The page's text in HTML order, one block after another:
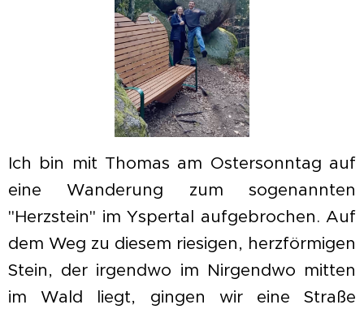
Ich bin mit Thomas am Ostersonntag auf
eine Wanderung zum sogenannten
"Herzstein" im Yspertal aufgebrochen. Auf
dem Weg zu diesem riesigen, herzförmigen
Stein, der irgendwo im Nirgendwo mitten
im Wald liegt, gingen wir eine Straße